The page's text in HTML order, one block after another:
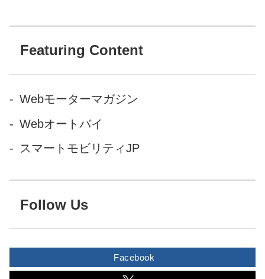
Featuring Content
Webモーターマガジン
Webオートバイ
スマートモビリティJP
Follow Us
Facebook